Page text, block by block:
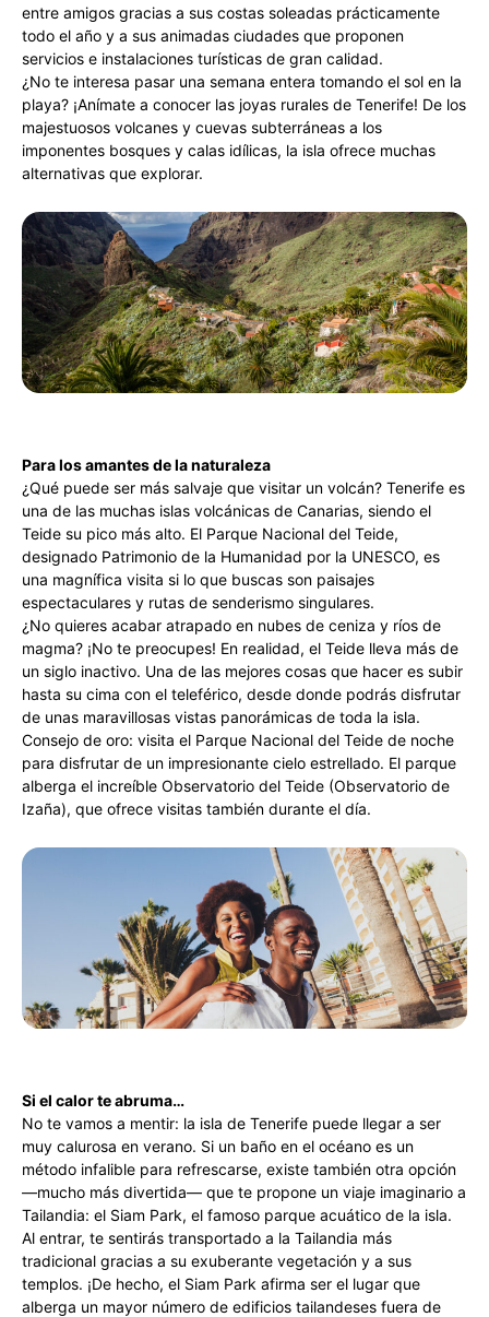
entre amigos gracias a sus costas soleadas prácticamente
todo el año y a sus animadas ciudades que proponen
servicios e instalaciones turísticas de gran calidad.
¿No te interesa pasar una semana entera tomando el sol en la
playa? ¡Anímate a conocer las joyas rurales de Tenerife! De los
majestuosos volcanes y cuevas subterráneas a los
imponentes bosques y calas idílicas, la isla ofrece muchas
alternativas que explorar.
Para los amantes de la naturaleza
¿Qué puede ser más salvaje que visitar un volcán? Tenerife es
una de las muchas islas volcánicas de Canarias, siendo el
Teide su pico más alto. El Parque Nacional del Teide,
designado Patrimonio de la Humanidad por la UNESCO, es
una magnífica visita si lo que buscas son paisajes
espectaculares y rutas de senderismo singulares.
¿No quieres acabar atrapado en nubes de ceniza y ríos de
magma? ¡No te preocupes! En realidad, el Teide lleva más de
un siglo inactivo. Una de las mejores cosas que hacer es subir
hasta su cima con el teleférico, desde donde podrás disfrutar
de unas maravillosas vistas panorámicas de toda la isla.
Consejo de oro: visita el Parque Nacional del Teide de noche
para disfrutar de un impresionante cielo estrellado. El parque
alberga el increíble Observatorio del Teide (Observatorio de
Izaña), que ofrece visitas también durante el día.
Si el calor te abruma…
No te vamos a mentir: la isla de Tenerife puede llegar a ser
muy calurosa en verano. Si un baño en el océano es un
método infalible para refrescarse, existe también otra opción
—mucho más divertida— que te propone un viaje imaginario a
Tailandia: el Siam Park, el famoso parque acuático de la isla.
Al entrar, te sentirás transportado a la Tailandia más
tradicional gracias a su exuberante vegetación y a sus
templos. ¡De hecho, el Siam Park afirma ser el lugar que
alberga un mayor número de edificios tailandeses fuera de